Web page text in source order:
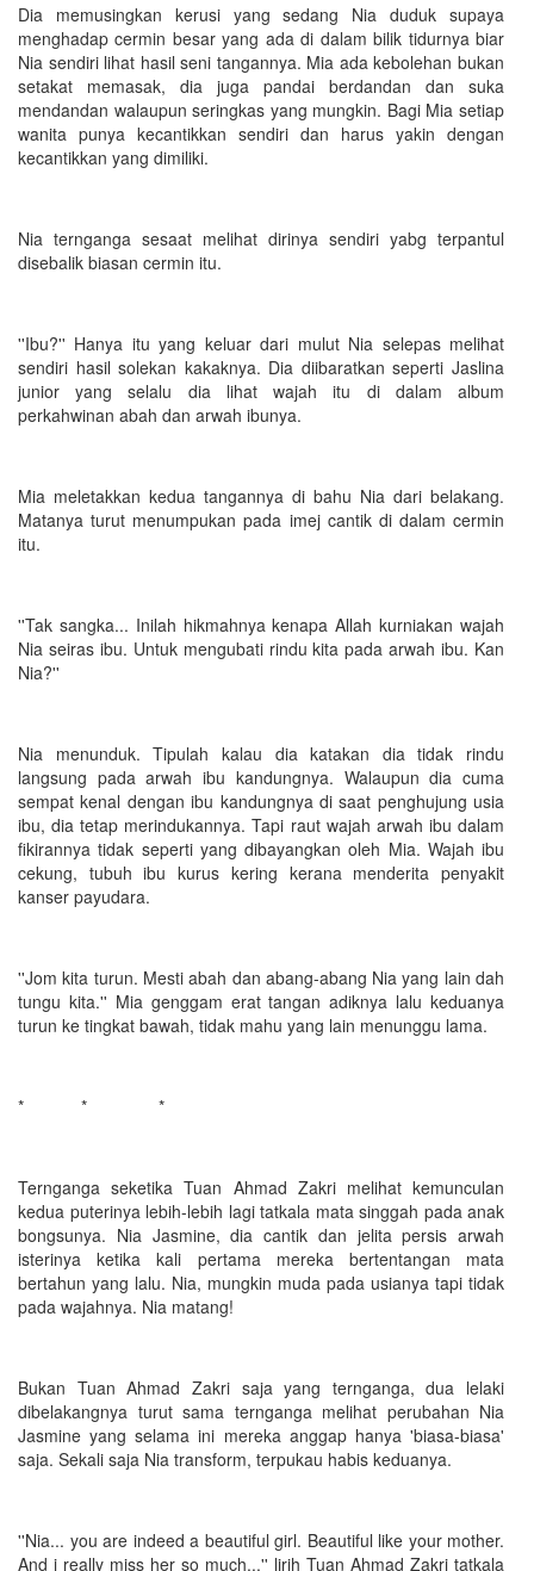
Dia memusingkan kerusi yang sedang Nia duduk supaya
menghadap cermin besar yang ada di dalam bilik tidurnya biar
Nia sendiri lihat hasil seni tangannya. Mia ada kebolehan bukan
setakat memasak, dia juga pandai berdandan dan suka
mendandan walaupun seringkas yang mungkin. Bagi Mia setiap
wanita punya kecantikkan sendiri dan harus yakin dengan
kecantikkan yang dimiliki.
Nia ternganga sesaat melihat dirinya sendiri yabg terpantul
disebalik biasan cermin itu.
''Ibu?'' Hanya itu yang keluar dari mulut Nia selepas melihat
sendiri hasil solekan kakaknya. Dia diibaratkan seperti Jaslina
junior yang selalu dia lihat wajah itu di dalam album
perkahwinan abah dan arwah ibunya.
Mia meletakkan kedua tangannya di bahu Nia dari belakang.
Matanya turut menumpukan pada imej cantik di dalam cermin
itu.
''Tak sangka... Inilah hikmahnya kenapa Allah kurniakan wajah
Nia seiras ibu. Untuk mengubati rindu kita pada arwah ibu. Kan
Nia?''
Nia menunduk. Tipulah kalau dia katakan dia tidak rindu
langsung pada arwah ibu kandungnya. Walaupun dia cuma
sempat kenal dengan ibu kandungnya di saat penghujung usia
ibu, dia tetap merindukannya. Tapi raut wajah arwah ibu dalam
fikirannya tidak seperti yang dibayangkan oleh Mia. Wajah ibu
cekung, tubuh ibu kurus kering kerana menderita penyakit
kanser payudara.
''Jom kita turun. Mesti abah dan abang-abang Nia yang lain dah
tungu kita.'' Mia genggam erat tangan adiknya lalu keduanya
turun ke tingkat bawah, tidak mahu yang lain menunggu lama.
* * *
Ternganga seketika Tuan Ahmad Zakri melihat kemunculan
kedua puterinya lebih-lebih lagi tatkala mata singgah pada anak
bongsunya. Nia Jasmine, dia cantik dan jelita persis arwah
isterinya ketika kali pertama mereka bertentangan mata
bertahun yang lalu. Nia, mungkin muda pada usianya tapi tidak
pada wajahnya. Nia matang!
Bukan Tuan Ahmad Zakri saja yang ternganga, dua lelaki
dibelakangnya turut sama ternganga melihat perubahan Nia
Jasmine yang selama ini mereka anggap hanya 'biasa-biasa'
saja. Sekali saja Nia transform, terpukau habis keduanya.
''Nia... you are indeed a beautiful girl. Beautiful like your mother.
And i really miss her so much...'' lirih Tuan Ahmad Zakri tatkala